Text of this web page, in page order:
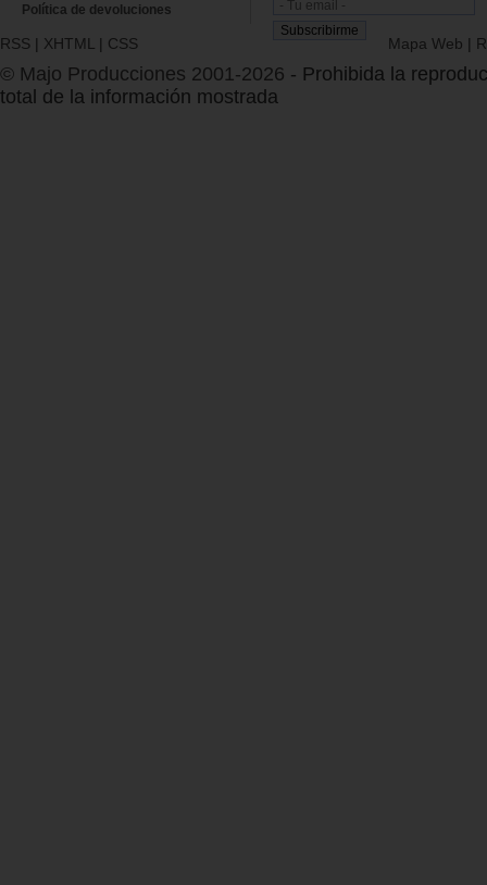
Política de devoluciones
RSS | XHTML | CSS Mapa Web |
© Majo Producciones 2001-2026 - Prohibida la
total de la información mostrada